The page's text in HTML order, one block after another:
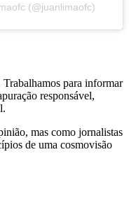
(@juanlimaofc)
para informar
responsável,
mas como jornalistas
de uma cosmovisão